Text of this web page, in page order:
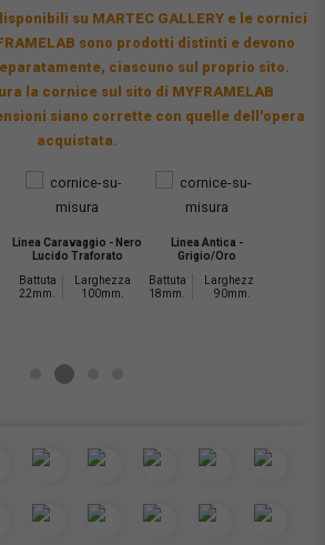
su MARTEC GALLERY e le cornici
sono prodotti distinti e devono
ciascuno sul proprio sito.
la cornice sul sito di MYFRAMELAB
siano corrette con quelle dell'opera
acquistata.